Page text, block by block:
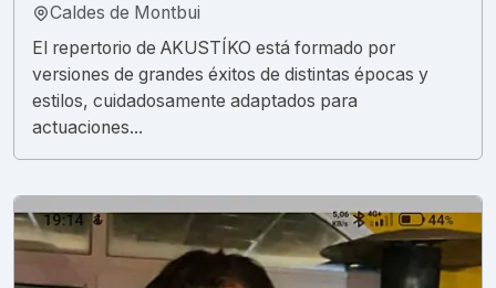
Caldes de Montbui
El repertorio de AKUSTÍKO está formado por
versiones de grandes éxitos de distintas épocas y
estilos, cuidadosamente adaptados para
actuaciones...